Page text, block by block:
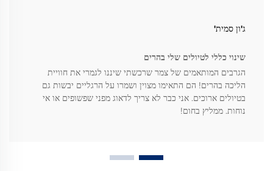
ג'ון סמית'
שינוי כללי לטיולים שלי בהרים
הגרבים המותאמים של צמר שרכשתי שיננו לגמרי את חוויית
הליכה בהרים! הם התאימו מצוין ושמרו על הרגליים יבשות גם
בטיולים ארוכים. אני כבר לא צריך לדאוג מפני שפשופים או אי
נוחות. ממליץ בחום!